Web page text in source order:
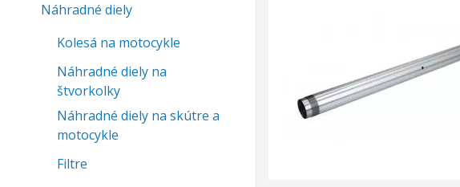
Náhradné diely
Kolesá na motocykle
Náhradné diely na
štvorkolky
Náhradné diely na skútre a
motocykle
Filtre